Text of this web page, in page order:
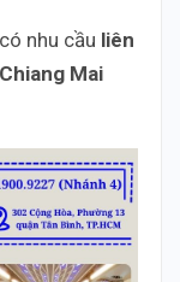
nhu cầu liên
Mai